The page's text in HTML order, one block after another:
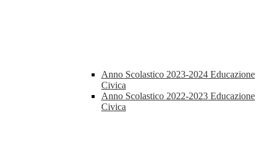
Anno Scolastico 2023-2024 Educazione
Civica
Anno Scolastico 2022-2023 Educazione
Civica